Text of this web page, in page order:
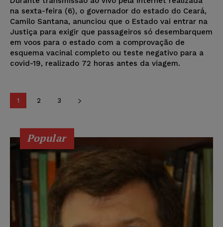
na sexta-feira (6), o governador do estado do Ceará,
Camilo Santana, anunciou que o Estado vai entrar na
Justiça para exigir que passageiros só desembarquem
em voos para o estado com a comprovação de
esquema vacinal completo ou teste negativo para a
covid-19, realizado 72 horas antes da viagem.
1 2 3
Popular